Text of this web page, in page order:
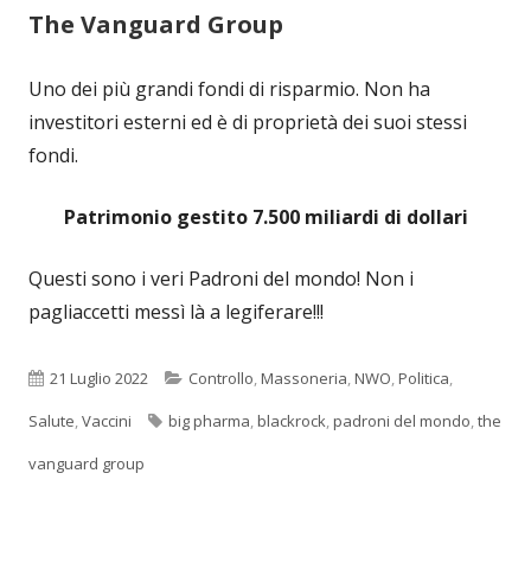
The Vanguard Group
Uno dei più grandi fondi di risparmio. Non ha
investitori esterni ed è di proprietà dei suoi stessi
fondi.
Patrimonio gestito 7.500 miliardi di dollari
Questi sono i veri Padroni del mondo! Non i
pagliaccetti messì là a legiferare!!!
Pubblicato
21 Luglio 2022 Categorie
Controllo,Massoneria,NWO,Politica,
Salute,Vaccini Tag
big pharma,blackrock,padroni del mondo,the
vanguard group